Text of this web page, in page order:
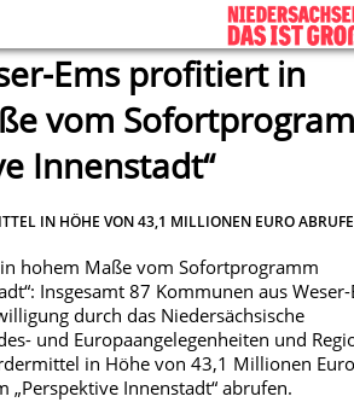
Ems profitiert in
vom
Innenstadt“
IN HÖHE VON 43,1 MILLIONEN EURO
hohem Maße vom Sofortprogramm
Insgesamt 87 Kommunen aus
durch das Niedersächsische
und Europaangelegenheiten und
in Höhe von 43,1 Millionen
„Perspektive Innenstadt“ abrufen.